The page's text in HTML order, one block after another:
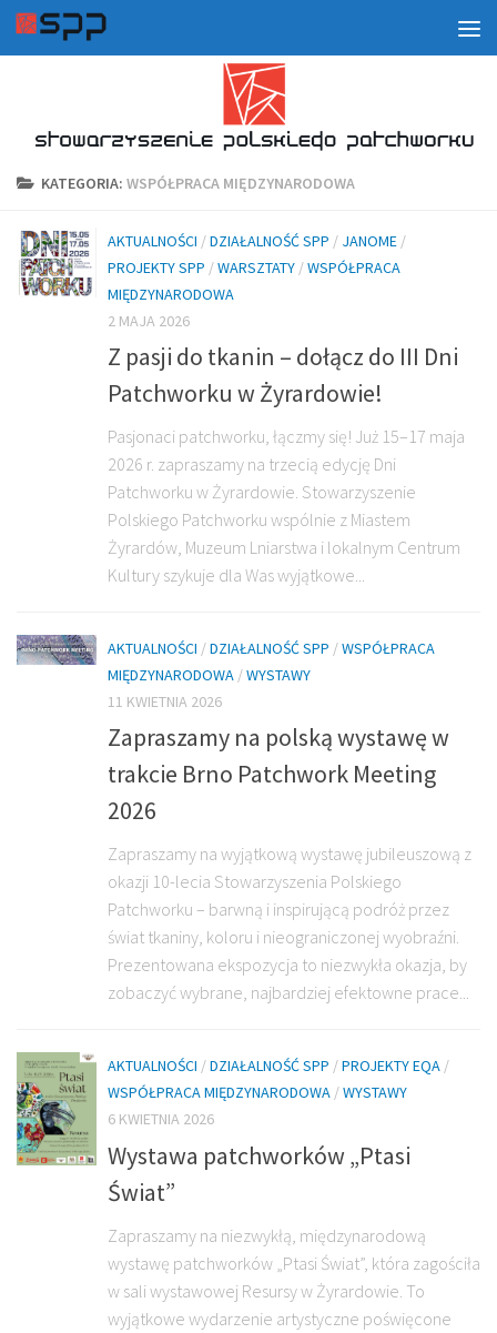
KATEGORIA: WSPÓŁPRACA MIĘDZYNARODOWA
AKTUALNOŚCI /DZIAŁALNOŚĆ SPP / JANOME /
PROJEKTY SPP /WARSZTATY /WSPÓŁPRACA
MIĘDZYNARODOWA
2 MAJA 2026
Z pasji do tkanin – dołącz do III Dni
Patchworku w Żyrardowie!
Pasjonaci patchworku, łączmy się! Już 15–17 maja
2026 r. zapraszamy na trzecią edycję Dni
Patchworku w Żyrardowie. Stowarzyszenie
Polskiego Patchworku wspólnie z Miastem
Żyrardów, Muzeum Lniarstwa i lokalnym Centrum
Kultury szykuje dla Was wyjątkowe...
AKTUALNOŚCI /DZIAŁALNOŚĆ SPP /WSPÓŁPRACA
MIĘDZYNARODOWA /WYSTAWY
11 KWIETNIA 2026
Zapraszamy na polską wystawę w
trakcie Brno Patchwork Meeting
2026
Zapraszamy na wyjątkową wystawę jubileuszową z
okazji 10-lecia Stowarzyszenia Polskiego
Patchworku – barwną i inspirującą podróż przez
świat tkaniny, koloru i nieograniczonej wyobraźni.
Prezentowana ekspozycja to niezwykła okazja, by
zobaczyć wybrane, najbardziej efektowne prace...
AKTUALNOŚCI /DZIAŁALNOŚĆ SPP /PROJEKTY EQA /
WSPÓŁPRACA MIĘDZYNARODOWA /WYSTAWY
6 KWIETNIA 2026
Wystawa patchworków „Ptasi
Świat”
Zapraszamy na niezwykłą, międzynarodową
wystawę patchworków „Ptasi Świat”, która zagościła
w sali wystawowej Resursy w Żyrardowie. To
wyjątkowe wydarzenie artystyczne poświęcone